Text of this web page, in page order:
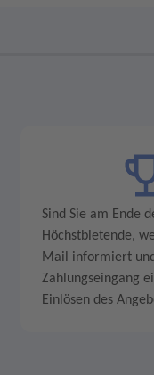
Sind Sie am Ende
Höchstbietende,
Mail informiert
Zahlungseingang
Einlösen des